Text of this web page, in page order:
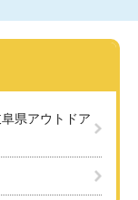
県アウトドア